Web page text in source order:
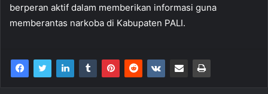
berperan aktif dalam memberikan informasi guna
memberantas narkoba di Kabupaten PALI.